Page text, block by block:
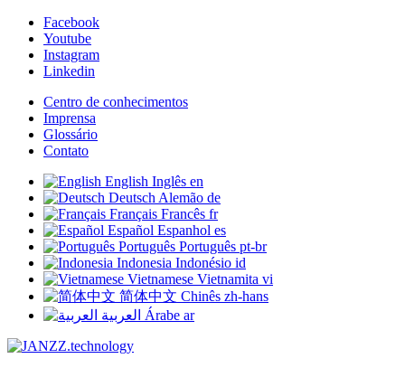
Facebook
Youtube
Instagram
Linkedin
Centro de conhecimentos
Imprensa
Glossário
Contato
English Inglês en
Deutsch Alemão de
Français Francês fr
Español Espanhol es
Português Português pt-br
Indonesia Indonésio id
Vietnamese Vietnamita vi
简体中文 Chinês zh-hans
العربية Árabe ar